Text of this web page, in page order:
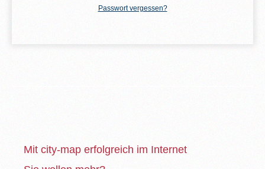
Passwort vergessen?
Mit city-map erfolgreich im Internet